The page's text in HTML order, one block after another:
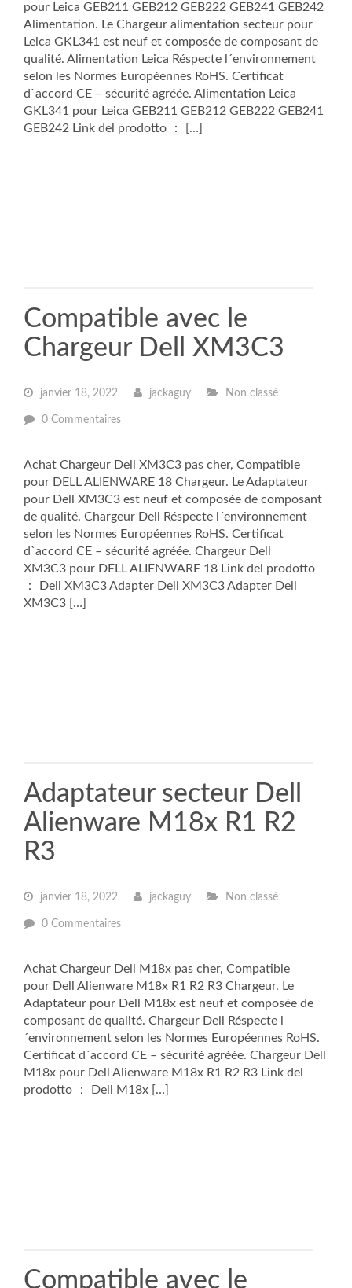
pour Leica GEB211 GEB212 GEB222 GEB241 GEB242
Alimentation. Le Chargeur alimentation secteur pour
Leica GKL341 est neuf et composée de composant de
qualité. Alimentation Leica Réspecte l´environnement
selon les Normes Européennes RoHS. Certificat
d`accord CE – sécurité agréée. Alimentation Leica
GKL341 pour Leica GEB211 GEB212 GEB222 GEB241
GEB242 Link del prodotto ： […]
Compatible avec le
Chargeur Dell XM3C3
janvier 18, 2022 jackaguy Non classé
0 Commentaires
Achat Chargeur Dell XM3C3 pas cher, Compatible
pour DELL ALIENWARE 18 Chargeur. Le Adaptateur
pour Dell XM3C3 est neuf et composée de composant
de qualité. Chargeur Dell Réspecte l´environnement
selon les Normes Européennes RoHS. Certificat
d`accord CE – sécurité agréée. Chargeur Dell
XM3C3 pour DELL ALIENWARE 18 Link del prodotto
： Dell XM3C3 Adapter Dell XM3C3 Adapter Dell
XM3C3 […]
Adaptateur secteur Dell
Alienware M18x R1 R2
R3
janvier 18, 2022 jackaguy Non classé
0 Commentaires
Achat Chargeur Dell M18x pas cher, Compatible
pour Dell Alienware M18x R1 R2 R3 Chargeur. Le
Adaptateur pour Dell M18x est neuf et composée de
composant de qualité. Chargeur Dell Réspecte l
´environnement selon les Normes Européennes RoHS.
Certificat d`accord CE – sécurité agréée. Chargeur Dell
M18x pour Dell Alienware M18x R1 R2 R3 Link del
prodotto ： Dell M18x […]
Compatible avec le